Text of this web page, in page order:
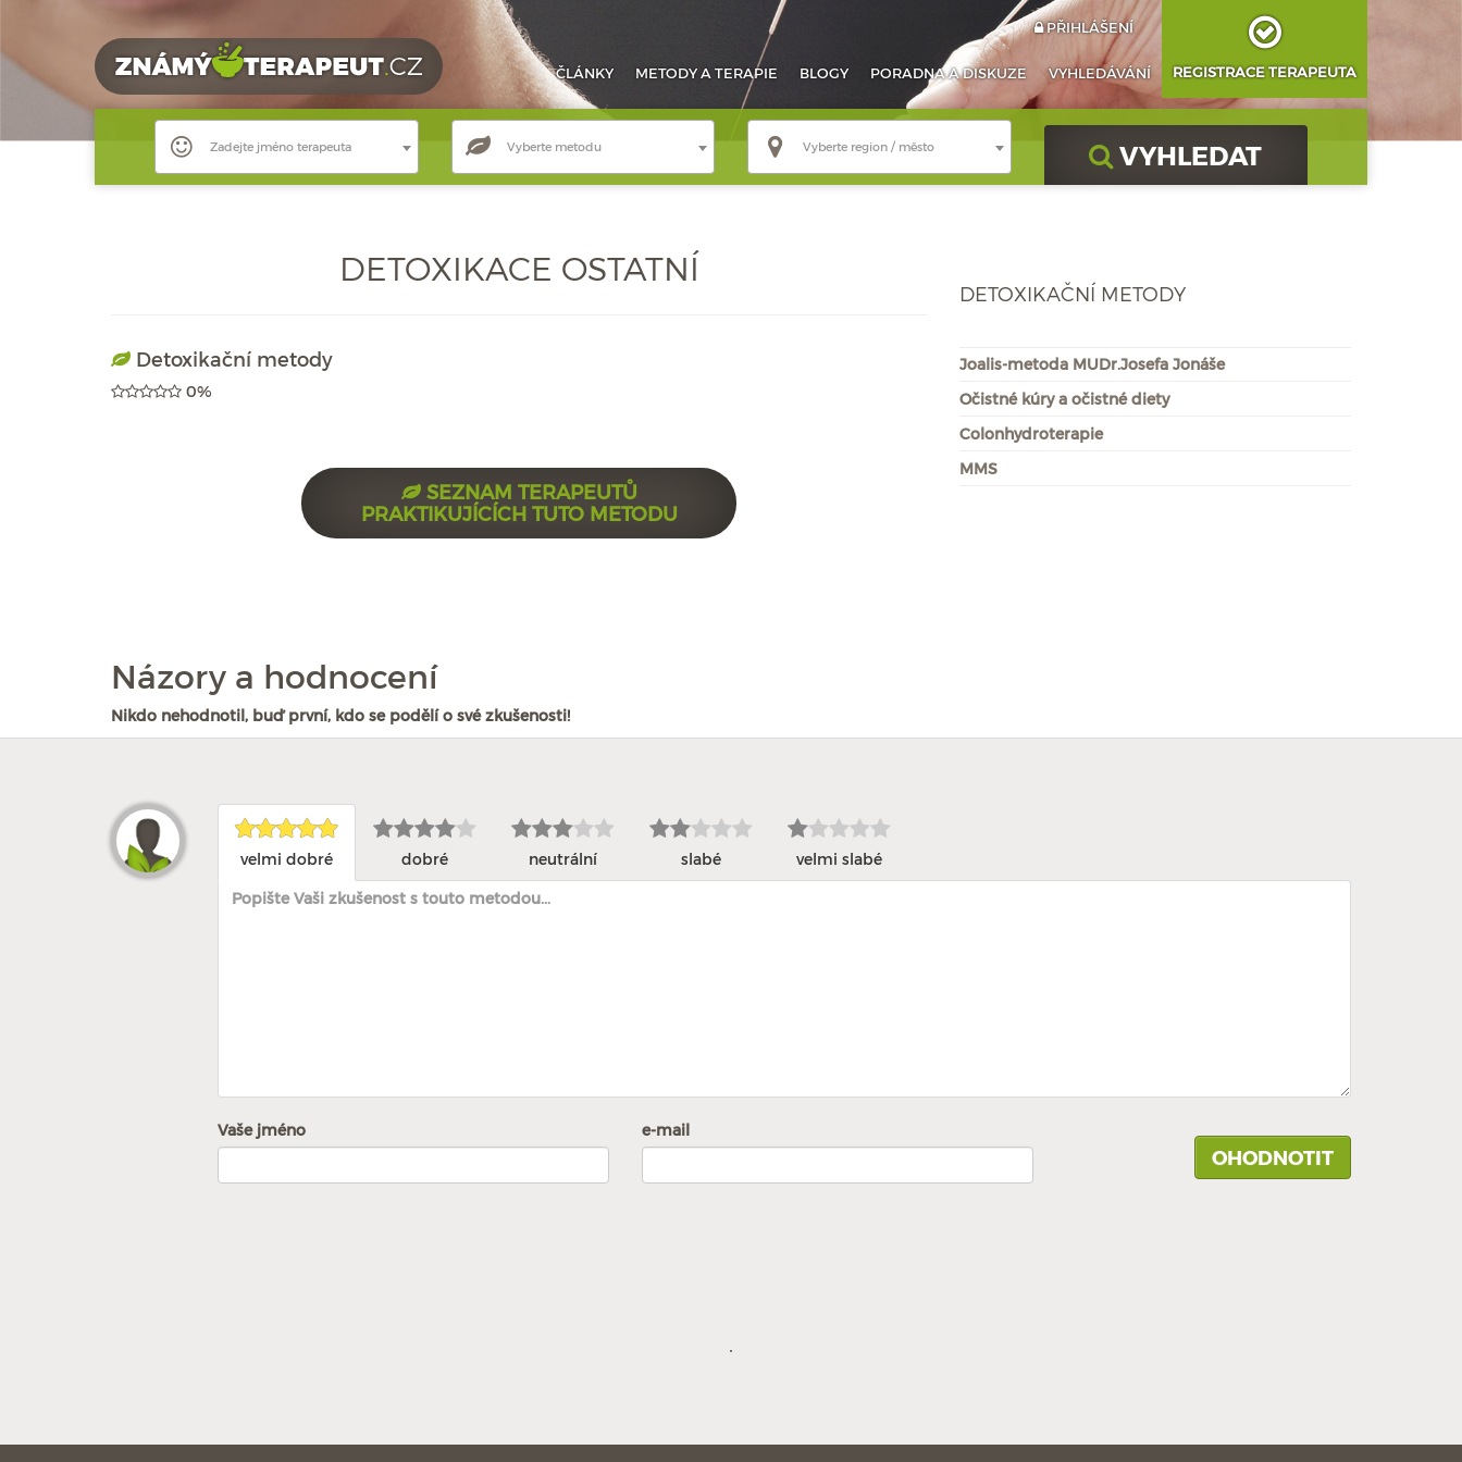
ČLÁNKY METODYA TERAPIE BLOGY PORADNAA DISKUZE VYHLEDÁVÁNÍ
PŘIHLÁŠENÍ
REGISTRACE TERAPEUTA
Zadejte jméno terapeuta Vyberte metodu Vyberte region / město VYHLEDAT
DETOXIKACE OSTATNÍ
Detoxikační metody
0%
SEZNAM TERAPEUTŮ
PRAKTIKUJÍCÍCH TUTO METODU
DETOXIKAČNÍ METODY
Joalis-metoda MUDr.Josefa Jonáše
Očistné kúry a očistné diety
Colonhydroterapie
MMS
Názory a hodnocení
Nikdo nehodnotil, buď první, kdo se podělí o své zkušenosti!
velmi dobré dobré neutrální slabé velmi slabé
Vaše jméno e-mail